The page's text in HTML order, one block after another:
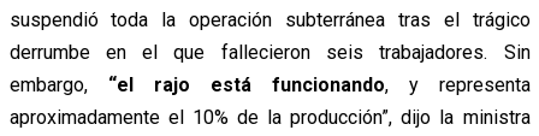
suspendió toda la operación subterránea tras el trágico
derrumbe en el que fallecieron seis trabajadores. Sin
embargo, “el rajo está funcionando, y representa
aproximadamente el 10% de la producción”, dijo la ministra